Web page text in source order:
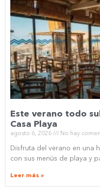
Este verano todo
Casa Playa
agosto 6, 2026 No hay
Disfruta del verano en una
con sus menús de playa y
Leer más »